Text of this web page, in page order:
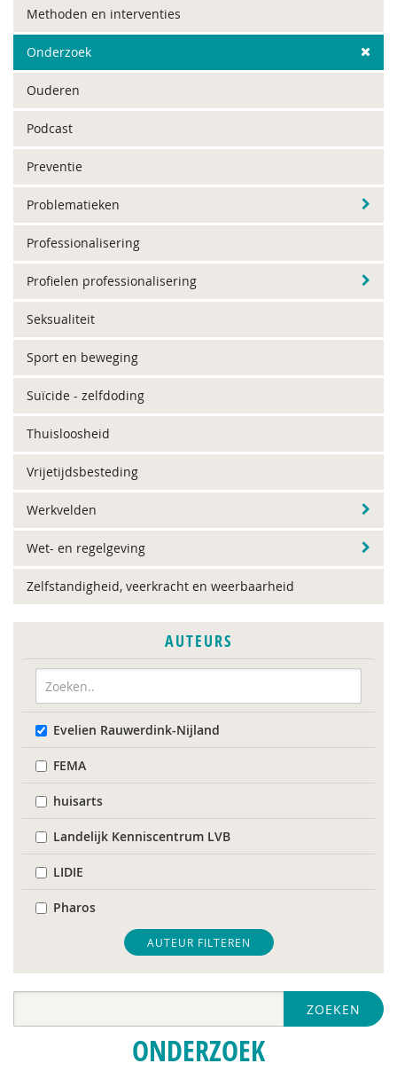
Methoden en interventies
Onderzoek
Ouderen
Podcast
Preventie
Problematieken
Professionalisering
Profielen professionalisering
Seksualiteit
Sport en beweging
Suïcide - zelfdoding
Thuisloosheid
Vrijetijdsbesteding
Werkvelden
Wet- en regelgeving
Zelfstandigheid, veerkracht en weerbaarheid
AUTEURS
Evelien Rauwerdink-Nijland
FEMA
huisarts
Landelijk Kenniscentrum LVB
LIDIE
Pharos
United Nations Office for Disaster Risk Reduction
WRR
Jeugdautoriteit (JA)
AUTEUR FILTEREN
ZOEKEN
ONDERZOEK